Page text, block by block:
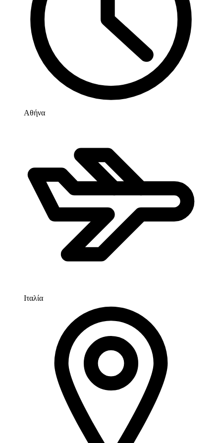
Αθήνα
Ιταλία